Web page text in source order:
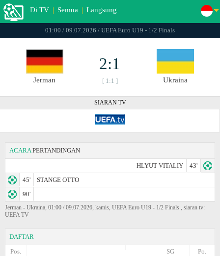
Di TV | Semua | Langsung
01:00 / 09.07.2026 / UEFA Euro U19 - 1/2 Finals
Jerman
2:1
[ 1:1 ] Ukraina
SIARAN TV
ACARA PERTANDINGAN
HLYUT VITALIY
43'
45'
STANGE OTTO
90'
Jerman - Ukraina, 01:00 / 09.07.2026, kamis, UEFA Euro U19 - 1/2 Finals , siaran tv:
UEFA TV
DAFTAR
Pos.
Po.
SG